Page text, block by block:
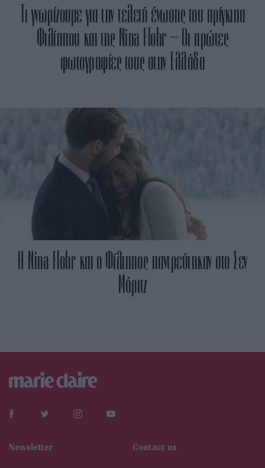
Τι γνωρίζουμε για την τελετή ένωσης του πρίγκιπα
Φιλίππου και της Νina Flohr – Οι πρώτες
φωτογραφίες τους στην Ελλάδα
H Nina Flohr και ο Φίλιππος παντρεύτηκαν στο Σεν
Μόριτζ
Newsletter Contact us